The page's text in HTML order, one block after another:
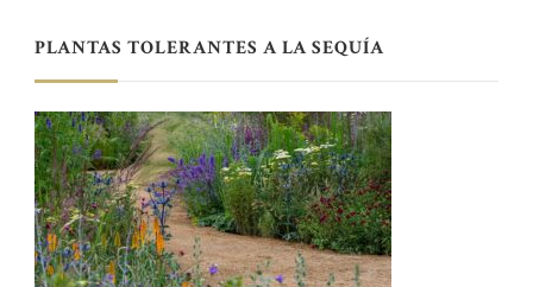
PLANTAS TOLERANTES A LA SEQUÍA